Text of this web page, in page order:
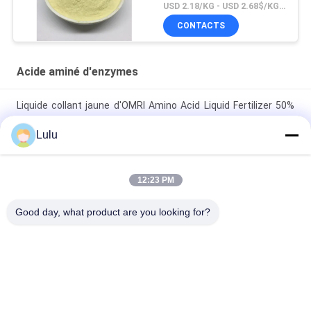
USD 2.18/KG - USD 2.68$/KG MOQ:1MT
CONTACTS
Acide aminé d'enzymes
Liquide collant jaune d'OMRI Amino Acid Liquid Fertilizer 50%
Chélate d'acide aminé enzymatique transparent brun ZnMnB
engrais organique 85% Liste OMRI
Lulu
12:23 PM
Good day, what product are you looking for?